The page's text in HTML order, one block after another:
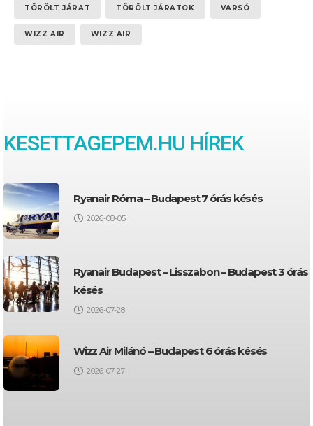
TÖRÖLT JÁRAT TÖRÖLT JÁRATOK VARSÓ
WIZZ AIR WIZZ AIR
KESETTAGEPEM.HU HÍREK
Ryanair Róma – Budapest 7 órás késés
2026-08-05
Ryanair Budapest – Lisszabon – Budapest 3 órás
késés
2026-07-28
Wizz Air Milánó – Budapest 6 órás késés
2026-07-27